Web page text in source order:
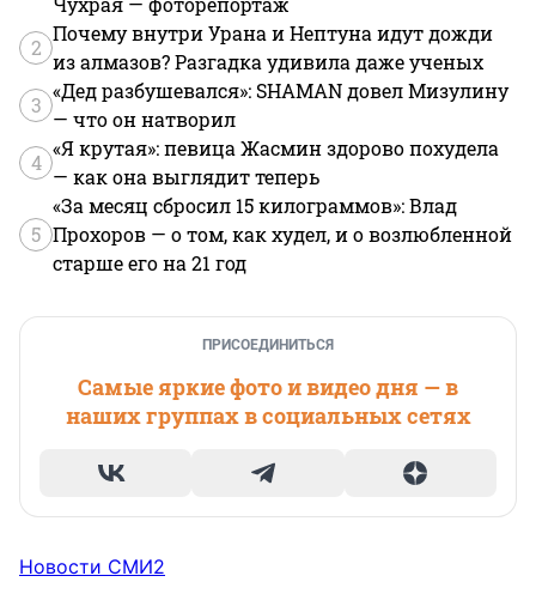
2
Почему внутри Урана и Нептуна идут дожди
из алмазов? Разгадка удивила даже ученых
3
«Дед разбушевался»: SHAMAN довел Мизулину
— что он натворил
4
«Я крутая»: певица Жасмин здорово похудела
— как она выглядит теперь
5
«За месяц сбросил 15 килограммов»: Влад
Прохоров — о том, как худел, и о возлюбленной
старше его на 21 год
ПРИСОЕДИНИТЬСЯ
Самые яркие фото и видео дня — в
наших группах в социальных сетях
Новости СМИ2